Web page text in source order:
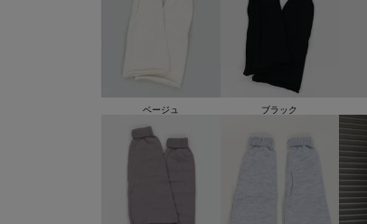
ベージュ ブラック